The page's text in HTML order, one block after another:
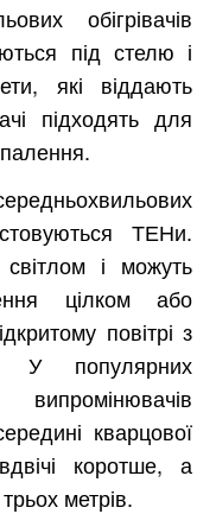
обігрівачів
під стелю і
які віддають
підходять для
ТЕНи.
і можуть
цілком або
повітрі з
популярних
кварцової
коротше, а
метрів.